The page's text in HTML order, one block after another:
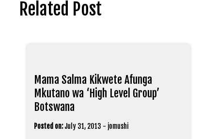
Related Post
Mama Salma Kikwete Afunga
Mkutano wa ‘High Level Group’
Botswana
Posted on: July 31, 2013 - jomushi